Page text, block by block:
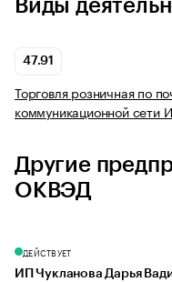
Виды
47.91
Торговля розничная по
коммуникационной сети
Другие
ОКВЭД
ДЕЙСТВУЕТ
ИП Чукланова Дарья